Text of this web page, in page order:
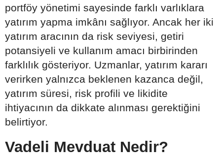
portföy yönetimi sayesinde farklı varlıklara
yatırım yapma imkânı sağlıyor. Ancak her iki
yatırım aracının da risk seviyesi, getiri
potansiyeli ve kullanım amacı birbirinden
farklılık gösteriyor. Uzmanlar, yatırım kararı
verirken yalnızca beklenen kazanca değil,
yatırım süresi, risk profili ve likidite
ihtiyacının da dikkate alınması gerektiğini
belirtiyor.
Vadeli Mevduat Nedir?